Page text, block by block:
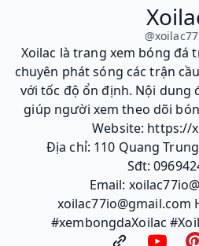
@
Xoilac là trang xem bóng đá
chuyên phát sóng các trận
với tốc độ ổn định. Nội dung
giúp người xem theo dõi
Website: https://
Địa chỉ: 110 Quang
Sđt:
Email:
xoilac77io@gmail.com
#xembongdaXoilac